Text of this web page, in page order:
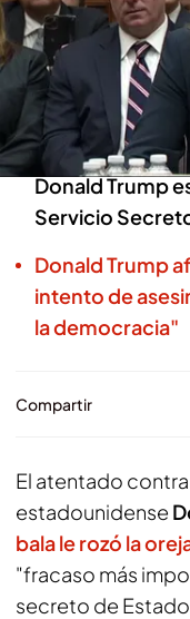
Este 22 de julio
Secreto de
Representantes
Kimberly
Donald Trump
Servicio
Donald Trump
intento de
la democracia"
Compartir
El atentado
estadounidense
bala le rozó la
"fracaso más
secreto de